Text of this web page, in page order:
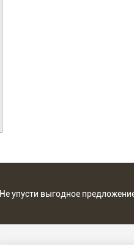
Не упусти выгодное